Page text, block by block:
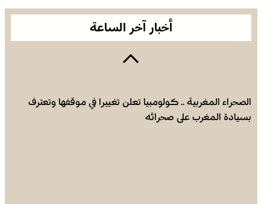
أخبار آخر الساعة
الصحراء المغربية .. كولومبيا تعلن تغييرا في موقفها وتعترف
بسيادة المغرب على صحرائه